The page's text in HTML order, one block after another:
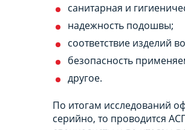
санитарная и
надежность подошвы;
соответствие изделий
безопасность
другое.
По итогам исследований
серийно, то проводится